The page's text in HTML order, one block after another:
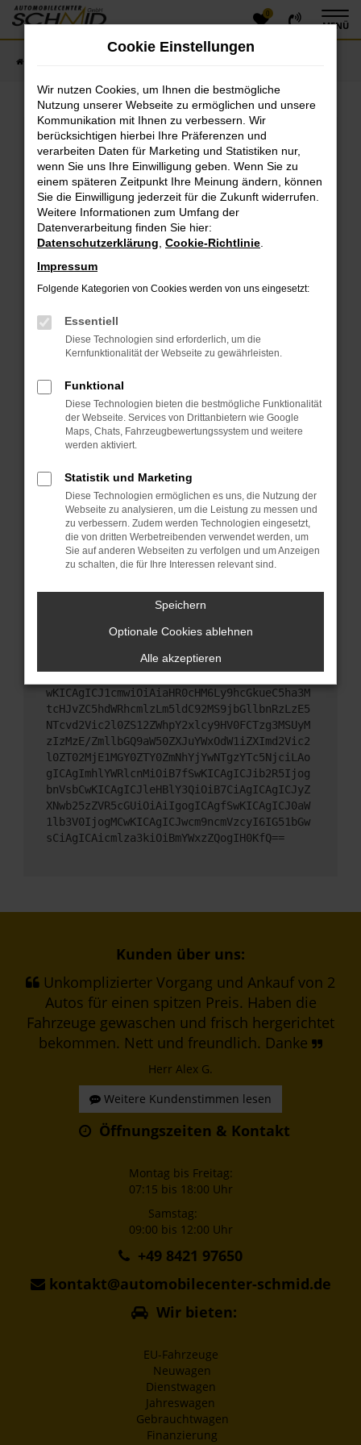
Zum
Hauptinhalt
0
MENÜ
Fehler: Network Error
Beim Laden ist ein Fehler aufgetreten.
Hier sind ein paar Tipps, die dir helfen können:
Überprüfe deine Firewall und deine
Internetverbindung.
Laden andere Webseiten, zum Beispiel deine
Suchmaschine?
Prüfe deine Browsererweiterungen.
das Laden bestimmter Seiten verhindern.
Funktioniert die Seite in einem anderen Browser
oder in einem privaten Fenster?
Das kann manchmal helfen, vorübergehende
Probleme zu beheben.
Stelle sicher, dass dein Browser und dein
Betriebssystem auf dem neuesten Stand sind.
Sicherheitsrisiko, sondern kann auch dazu führen,
dass bestimmte Funktionen nicht mehr
unterstützt werden.
Wende dich an den Webseitenbetreiber.
Wenn du alle oben genannten Schritte versucht
hast, kontaktiere uns bitte. Wir werden versuchen,
das Problem zu beheben. Du kannst uns diesen
Text schicken, um uns bei der Fehlersuche zu
unterstützen:
ewogICJuYW1lIjogIk5ldHdvcmtFcnJvciIsCiAgI
mNvbmZpZyI6IHsKICAgICJtZXRob2QiOiAiR0VUIi
wKICAgICJ1cmwiOiAiaHR0cHM6Ly9hcGkueC5ha3M
tcHJvZC5hdWRhcmlzLm5ldC92MS9jbGllbnRzLzE5
NTcvd2Vic2l0ZS12ZWhpY2xlcy9HV0FCTzg3MSUyM
zIzMzE/ZmllbGQ9aW50ZXJuYWxOdW1iZXImd2Vic2
l0ZT02MjE1MGY0ZTY0ZmNhYjYwNTgzYTc5NjciLAo
gICAgImhlYWRlcnMiOiB7fSwKICAgICJib2R5Ijog
bnVsbCwKICAgICJleHBlY3QiOiB7CiAgICAgICJyZ
XNwb25zZVR5cGUiOiAiIgogICAgfSwKICAgICJ0aW
1lb3V0IjogMCwKICAgICJwcm9ncmVzcyI6IG51bGw
sCiAgICAicmlza3kiOiBmYWxzZQogIH0KfQ==
Kunden über uns:
Unkomplizierter Vorgang und Ankauf von 2
Autos für einen spitzen Preis. Haben die
Fahrzeuge gewaschen und frisch hergerichtet
bekommen. Nett und freundlich. Danke
Herr Alex G.
Weitere Kundenstimmen lesen
Öffnungszeiten & Kontakt
Montag bis Freitag:
07:15 bis 18:00 Uhr
Samstag:
09:00 bis 12:00 Uhr
+49 8421 97650
kontakt@automobilecenter-schmid.de
Wir bieten:
EU-Fahrzeuge
Neuwagen
Dienstwagen
Jahreswagen
Gebrauchtwagen
Finanzierung
Cookie Einstellungen
Wir nutzen Cookies, um Ihnen die bestmögliche
Nutzung unserer Webseite zu ermöglichen und unsere
Kommunikation mit Ihnen zu verbessern. Wir
berücksichtigen hierbei Ihre Präferenzen und
verarbeiten Daten für Marketing und Statistiken nur,
wenn Sie uns Ihre Einwilligung geben. Wenn Sie zu
einem späteren Zeitpunkt Ihre Meinung ändern, können
Sie die Einwilligung jederzeit für die Zukunft widerrufen.
Weitere Informationen zum Umfang der
Datenverarbeitung finden Sie hier:
Datenschutzerklärung Cookie-Richtlinie
Impressum
Folgende Kategorien von Cookies werden von uns eingesetzt:
Essentiell
Diese Technologien sind erforderlich, um die
Kernfunktionalität der Webseite zu gewährleisten.
Funktional
Diese Technologien bieten die bestmögliche Funktionalität
der Webseite. Services von Drittanbietern wie Google
Maps, Chats, Fahrzeugbewertungssystem und weitere
werden aktiviert.
Statistik und Marketing
Diese Technologien ermöglichen es uns, die Nutzung der
Webseite zu analysieren, um die Leistung zu messen und
zu verbessern. Zudem werden Technologien eingesetzt,
die von dritten Werbetreibenden verwendet werden, um
Sie auf anderen Webseiten zu verfolgen und um Anzeigen
zu schalten, die für Ihre Interessen relevant sind.
Speichern
Optionale Cookies ablehnen
Alle akzeptieren